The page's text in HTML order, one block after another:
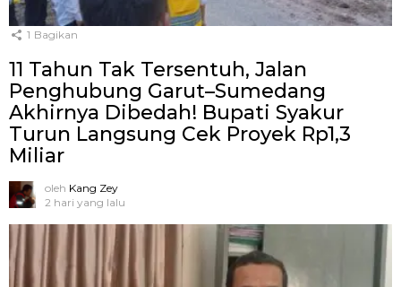
1 Bagikan
11 Tahun Tak Tersentuh, Jalan
Penghubung Garut–Sumedang
Akhirnya Dibedah! Bupati Syakur
Turun Langsung Cek Proyek Rp1,3
Miliar
oleh Kang Zey
2 hari yang lalu